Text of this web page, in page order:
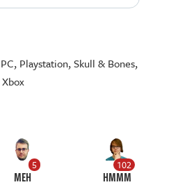
PC, Playstation,Skull & Bones,
Xbox
5
MEH
102
HMMM